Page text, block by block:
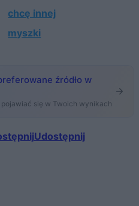
chcę innej
myszki
źródło w
się w Twoich wynikach
Udostępnij